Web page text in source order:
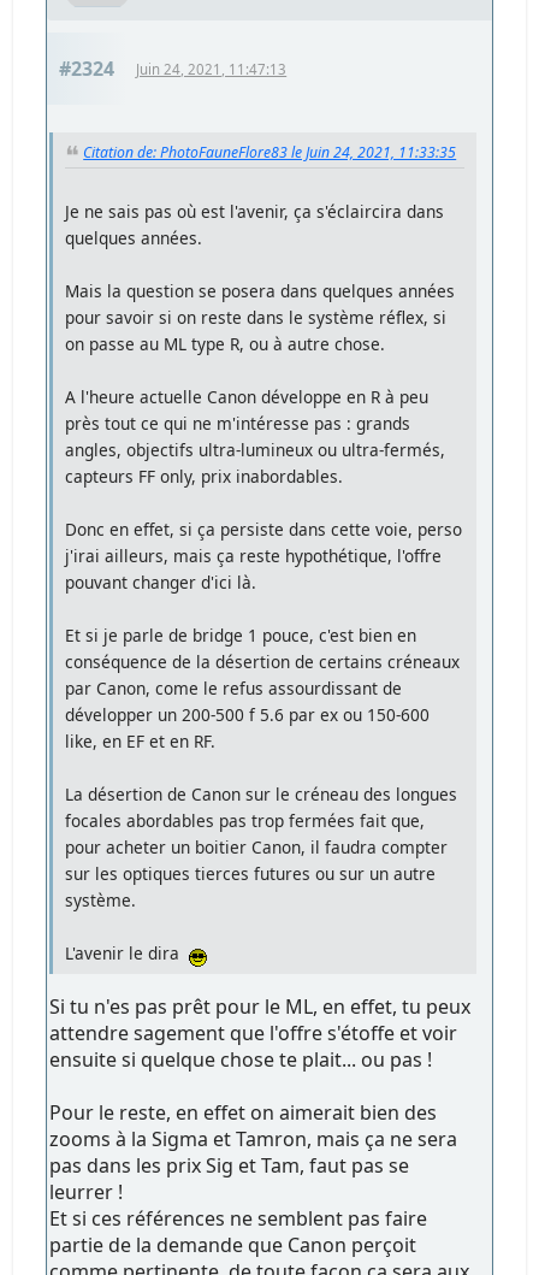
#2324 Juin 24, 2021, 11:47:13
Citation de: PhotoFauneFlore83 le Juin 24, 2021, 11:33:35
Je ne sais pas où est l'avenir, ça s'éclaircira dans
quelques années.
Mais la question se posera dans quelques années
pour savoir si on reste dans le système réflex, si
on passe au ML type R, ou à autre chose.
A l'heure actuelle Canon développe en R à peu
près tout ce qui ne m'intéresse pas : grands
angles, objectifs ultra-lumineux ou ultra-fermés,
capteurs FF only, prix inabordables.
Donc en effet, si ça persiste dans cette voie, perso
j'irai ailleurs, mais ça reste hypothétique, l'offre
pouvant changer d'ici là.
Et si je parle de bridge 1 pouce, c'est bien en
conséquence de la désertion de certains créneaux
par Canon, come le refus assourdissant de
développer un 200-500 f 5.6 par ex ou 150-600
like, en EF et en RF.
La désertion de Canon sur le créneau des longues
focales abordables pas trop fermées fait que,
pour acheter un boitier Canon, il faudra compter
sur les optiques tierces futures ou sur un autre
système.
L'avenir le dira
Si tu n'es pas prêt pour le ML, en effet, tu peux
attendre sagement que l'offre s'étoffe et voir
ensuite si quelque chose te plait... ou pas !
Pour le reste, en effet on aimerait bien des
zooms à la Sigma et Tamron, mais ça ne sera
pas dans les prix Sig et Tam, faut pas se
leurrer !
Et si ces références ne semblent pas faire
partie de la demande que Canon perçoit